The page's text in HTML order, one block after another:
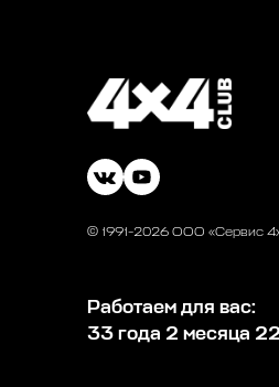
© 1991-2026 ООО «Сервис
Работаем для вас:
33 года 2 месяца